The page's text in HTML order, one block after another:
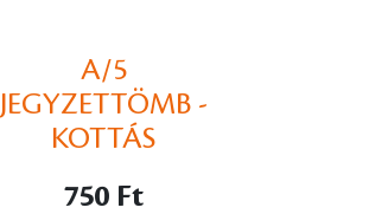
A/5
JEGYZETTÖMB -
KOTTÁS
750 Ft